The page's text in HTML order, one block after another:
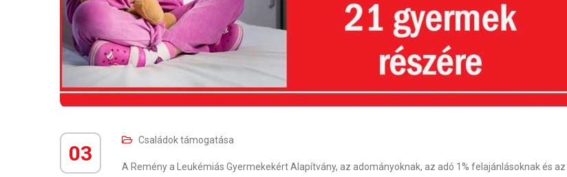
03 Családok támogatása
A Remény a Leukémiás Gyermekekért Alapítvány, az adományoknak, az adó 1% felajánlásoknak és az